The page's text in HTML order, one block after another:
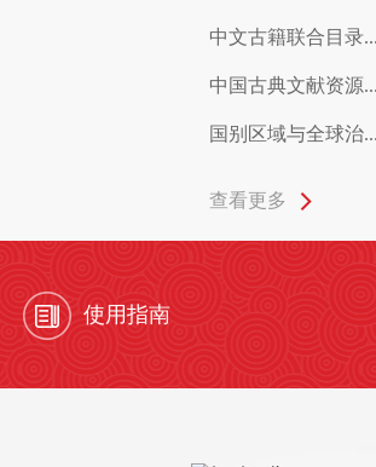
中文古籍联合目录...
中国古典文献资源...
国别区域与全球治...
查看更多
使用指南